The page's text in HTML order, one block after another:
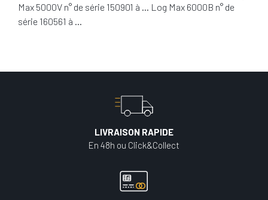
Max 5000V n° de série 150901 à … Log Max 6000B n° de
série 160561 à …
LIVRAISON RAPIDE
En 48h ou Click&Collect